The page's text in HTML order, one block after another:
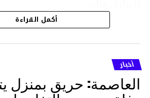
هذا وقد تمكن أعوان مركز الأمن
هلال في توقيت قياسي من
والقبض عليه وإحالته على
ما نُسبه إليه.
أكمل القراءة
أخبار
العاصمة: حريق بمنزل